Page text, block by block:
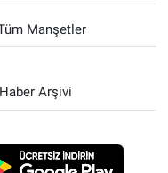
Manşetler
Haber Arşivi